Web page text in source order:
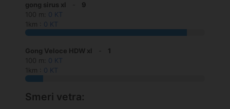
gong sirus xl
9
100 m: 0 KT
1km : 0 KT
Gong Veloce HDW xl
1
100 m: 0 KT
1km : 0 KT
Smeri vetra: